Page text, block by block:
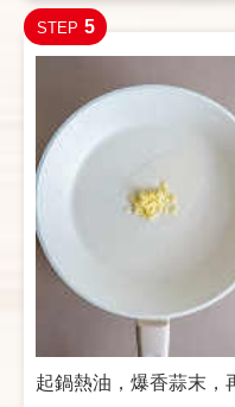
STEP 5
起鍋熱油，爆香蒜末，